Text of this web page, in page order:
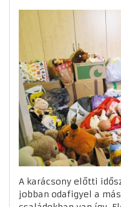
A karácsony előtti
jobban odafigyel a